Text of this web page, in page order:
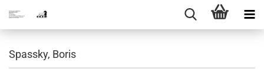
Spassky, Boris